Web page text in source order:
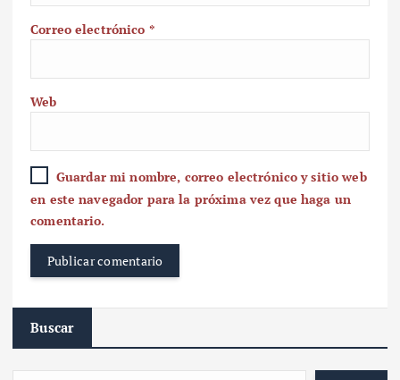
Correo electrónico *
Web
Guardar mi nombre, correo electrónico y sitio web
en este navegador para la próxima vez que haga un
comentario.
Buscar